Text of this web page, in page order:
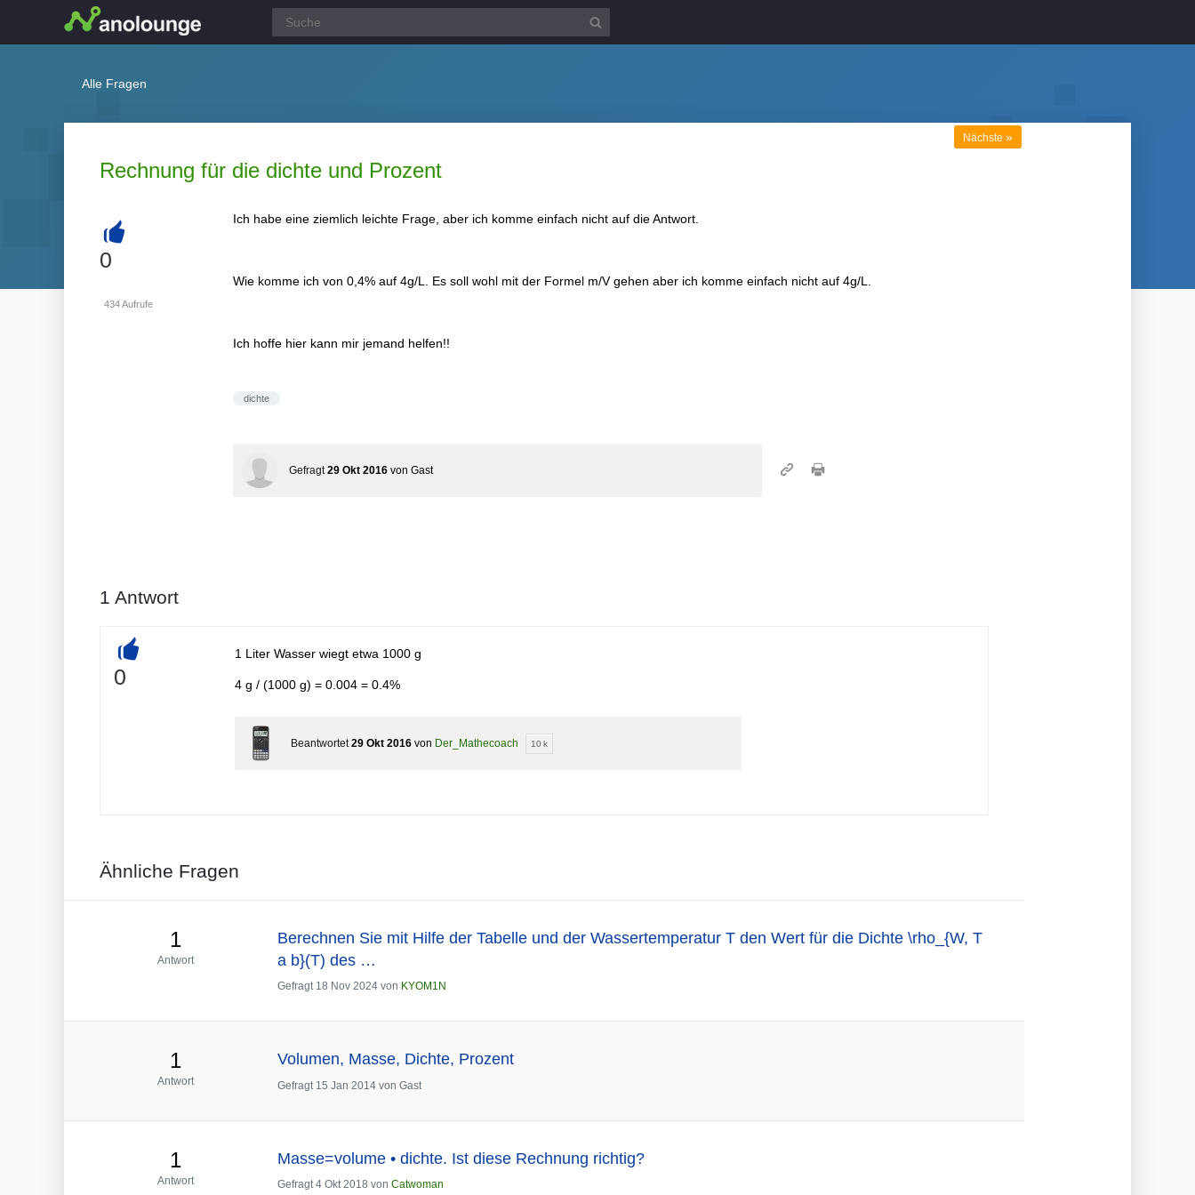
Alle Fragen
Rechnung für die dichte und Prozent
Nächste »
+
0
434Aufrufe
Ich habe eine ziemlich leichte Frage, aber ich komme einfach nicht auf die Antwort.
Wie komme ich von 0,4% auf 4g/L. Es soll wohl mit der Formel m/V gehen aber ich komme einfach nicht auf 4g/L.
Ich hoffe hier kann mir jemand helfen!!
dichte
Gefragt 29 Okt 2016 von Gast
1 Antwort
+
0
1 Liter Wasser wiegt etwa 1000 g
4 g / (1000 g) = 0.004 = 0.4%
Beantwortet 29 Okt 2016 von Der_Mathecoach 10 k
Ähnliche Fragen
1
Antwort
Berechnen Sie mit Hilfe der Tabelle und der Wassertemperatur T den Wert für die Dichte \rho_{W, T
a b}(T) des …
Gefragt 18 Nov 2024 von KYOM1N
1
Antwort
Volumen, Masse, Dichte, Prozent
Gefragt 15 Jan 2014 von Gast
1
Antwort
Masse=volume • dichte. Ist diese Rechnung richtig?
Gefragt 4 Okt 2018 von Catwoman